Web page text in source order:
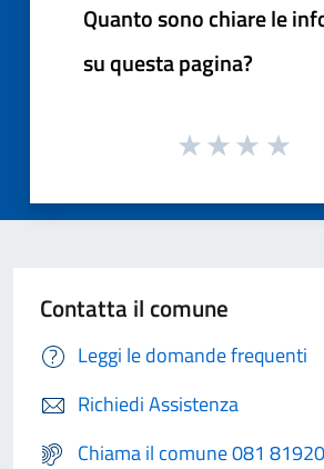
Quanto sono chiare le
su questa pagina?
Contatta il comune
Leggi le domande frequenti
Richiedi Assistenza
Chiama il comune 081